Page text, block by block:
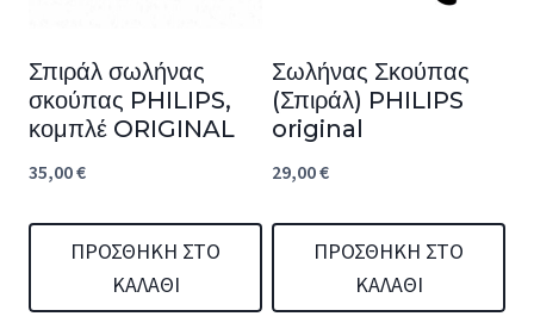
Σπιράλ σωλήνας
σκούπας PHILIPS,
κομπλέ ORIGINAL
35,00€
ΠΡΟΣΘΉΚΗ ΣΤΟ
ΚΑΛΆΘΙ
Σωλήνας Σκούπας
(Σπιράλ) PHILIPS
original
29,00€
ΠΡΟΣΘΉΚΗ ΣΤΟ
ΚΑΛΆΘΙ